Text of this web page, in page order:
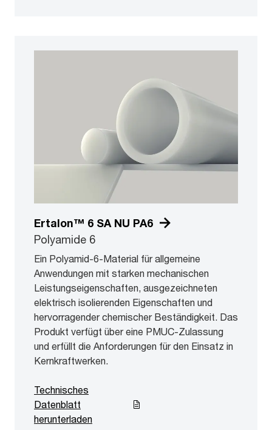
Ertalon™ 6 SA NU PA6
Polyamide 6
Ein Polyamid-6-Material für allgemeine
Anwendungen mit starken mechanischen
Leistungseigenschaften, ausgezeichneten
elektrisch isolierenden Eigenschaften und
hervorragender chemischer Beständigkeit. Das
Produkt verfügt über eine PMUC-Zulassung
und erfüllt die Anforderungen für den Einsatz in
Kernkraftwerken.
Technisches
Datenblatt
herunterladen